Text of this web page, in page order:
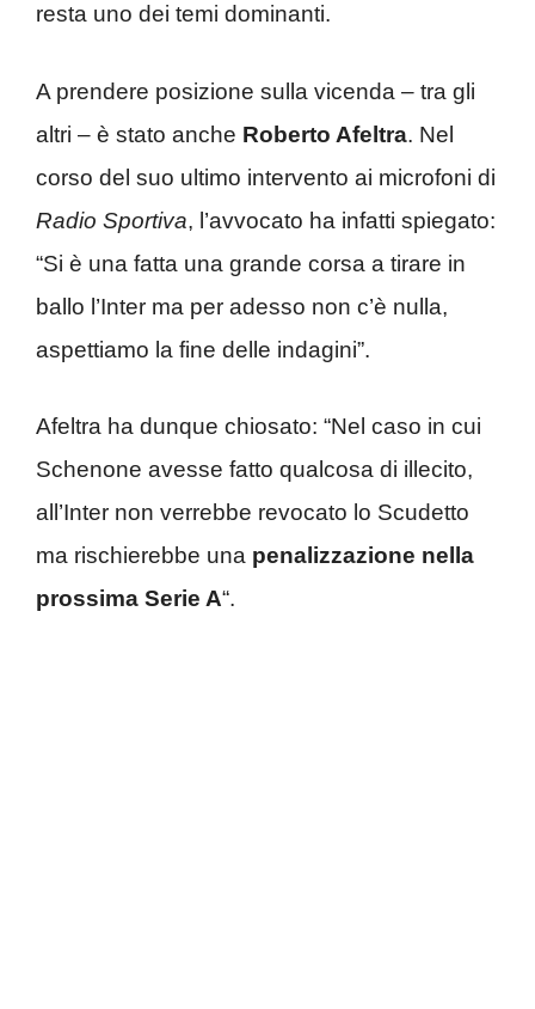
resta uno dei temi dominanti.
A prendere posizione sulla vicenda – tra gli
altri – è stato anche Roberto Afeltra. Nel
corso del suo ultimo intervento ai microfoni di
Radio Sportiva, l’avvocato ha infatti spiegato:
“Si è una fatta una grande corsa a tirare in
ballo l’Inter ma per adesso non c’è nulla,
aspettiamo la fine delle indagini”.
Afeltra ha dunque chiosato: “Nel caso in cui
Schenone avesse fatto qualcosa di illecito,
all’Inter non verrebbe revocato lo Scudetto
ma rischierebbe una penalizzazione nella
prossima Serie A“.